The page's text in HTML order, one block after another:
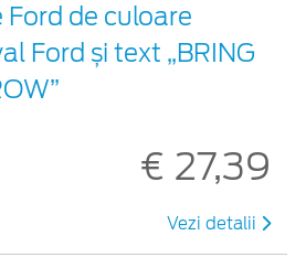
de culoare
Ford și text „BRING
€ 27,39
Vezi detalii